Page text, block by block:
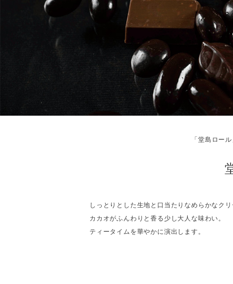
「堂島ロー
しっとりとした生地と口当たりなめらかなク
カカオがふんわりと香る少し大人な味わい。
ティータイムを華やかに演出します。